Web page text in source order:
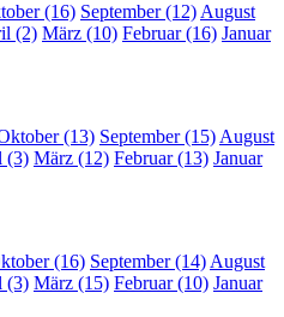
(16) September (12)August
(2) März (10) Februar (16) Januar
(13) September (15)August
(3) März (12) Februar (13) Januar
(16) September (14)August
(3) März (15) Februar (10) Januar